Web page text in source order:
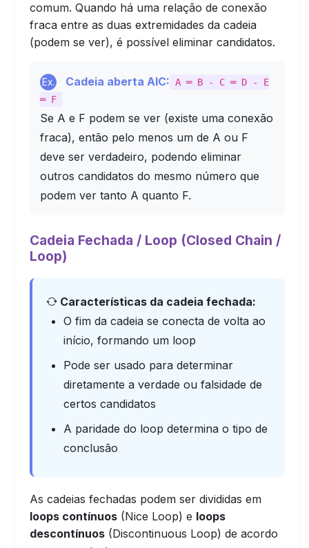
comum. Quando há uma relação de conexão
fraca entre as duas extremidades da cadeia
(podem se ver), é possível eliminar candidatos.
Ex. Cadeia aberta AIC: A ═ B - C ═ D - E
═ F
Se A e F podem se ver (existe uma conexão
fraca), então pelo menos um de A ou F
deve ser verdadeiro, podendo eliminar
outros candidatos do mesmo número que
podem ver tanto A quanto F.
Cadeia Fechada / Loop (Closed Chain /
Loop)
Características da cadeia fechada:
O fim da cadeia se conecta de volta ao
início, formando um loop
Pode ser usado para determinar
diretamente a verdade ou falsidade de
certos candidatos
A paridade do loop determina o tipo de
conclusão
As cadeias fechadas podem ser divididas em
loops contínuos (Nice Loop) e loops
descontínuos (Discontinuous Loop) de acordo